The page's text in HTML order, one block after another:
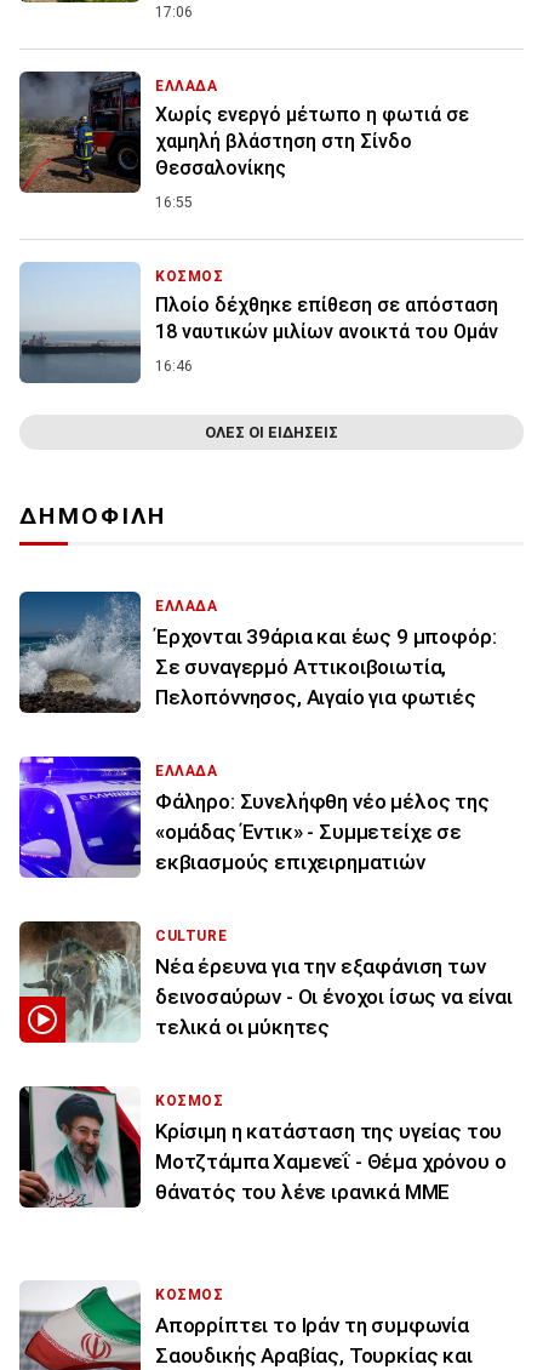
17:06
ΕΛΛΑΔΑ
Χωρίς ενεργό μέτωπο η φωτιά σε
χαμηλή βλάστηση στη Σίνδο
Θεσσαλονίκης
16:55
ΚΟΣΜΟΣ
Πλοίο δέχθηκε επίθεση σε απόσταση
18 ναυτικών μιλίων ανοικτά του Ομάν
16:46
ΟΛΕΣ ΟΙ ΕΙΔΗΣΕΙΣ
ΔΗΜΟΦΙΛΗ
ΕΛΛΑΔΑ
Έρχονται 39άρια και έως 9 μποφόρ:
Σε συναγερμό Αττικοιβοιωτία,
Πελοπόννησος, Αιγαίο για φωτιές
ΕΛΛΑΔΑ
Φάληρο: Συνελήφθη νέο μέλος της
«ομάδας Έντικ» - Συμμετείχε σε
εκβιασμούς επιχειρηματιών
CULTURE
Νέα έρευνα για την εξαφάνιση των
δεινοσαύρων - Οι ένοχοι ίσως να είναι
τελικά οι μύκητες
ΚΟΣΜΟΣ
Κρίσιμη η κατάσταση της υγείας του
Μοτζτάμπα Χαμενεΐ - Θέμα χρόνου ο
θάνατός του λένε ιρανικά ΜΜΕ
ΚΟΣΜΟΣ
Απορρίπτει το Ιράν τη συμφωνία
Σαουδικής Αραβίας, Τουρκίας και